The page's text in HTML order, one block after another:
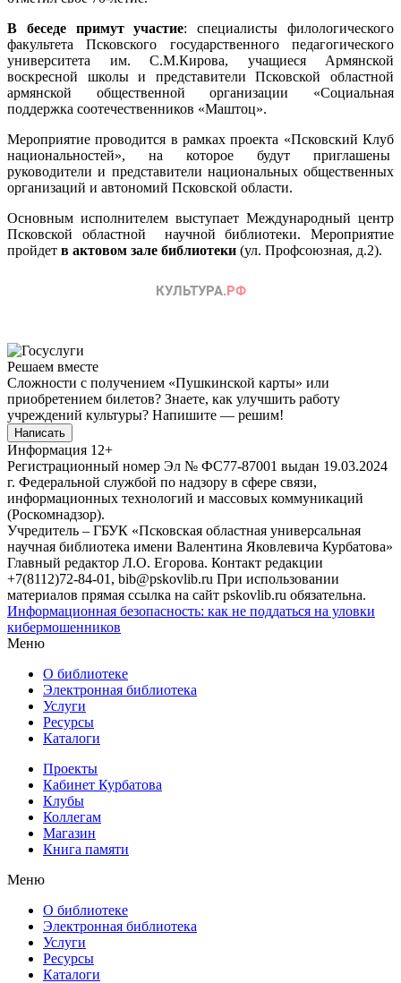
В беседе примут участие: специалисты филологического
факультета Псковского государственного педагогического
университета им. С.М.Кирова, учащиеся Армянской
воскресной школы и представители Псковской областной
армянской общественной организации «Социальная
поддержка соотечественников «Маштоц».
Мероприятие проводится в рамках проекта «Псковский Клуб
национальностей», на которое будут приглашены
руководители и представители национальных общественных
организаций и автономий Псковской области.
Основным исполнителем выступает Международный центр
Псковской областной научной библиотеки. Мероприятие
пройдет в актовом зале библиотеки (ул. Профсоюзная, д.2).
Решаем вместе
Сложности с получением «Пушкинской карты» или
приобретением билетов? Знаете, как улучшить работу
учреждений культуры? Напишите — решим!
Написать
Информация 12+
Регистрационный номер Эл № ФС77-87001 выдан 19.03.2024
г. Федеральной службой по надзору в сфере связи,
информационных технологий и массовых коммуникаций
(Роскомнадзор).
Учредитель – ГБУК «Псковская областная универсальная
научная библиотека имени Валентина Яковлевича Курбатова»
Главный редактор Л.О. Егорова. Контакт редакции
+7(8112)72-84-01, bib@pskovlib.ru При использовании
материалов прямая ссылка на сайт pskovlib.ru обязательна.
Информационная безопасность: как не поддаться на уловки
кибермошенников
Меню
О библиотеке
Электронная библиотека
Услуги
Ресурсы
Каталоги
Проекты
Кабинет Курбатова
Клубы
Коллегам
Магазин
Книга памяти
Меню
О библиотеке
Электронная библиотека
Услуги
Ресурсы
Каталоги